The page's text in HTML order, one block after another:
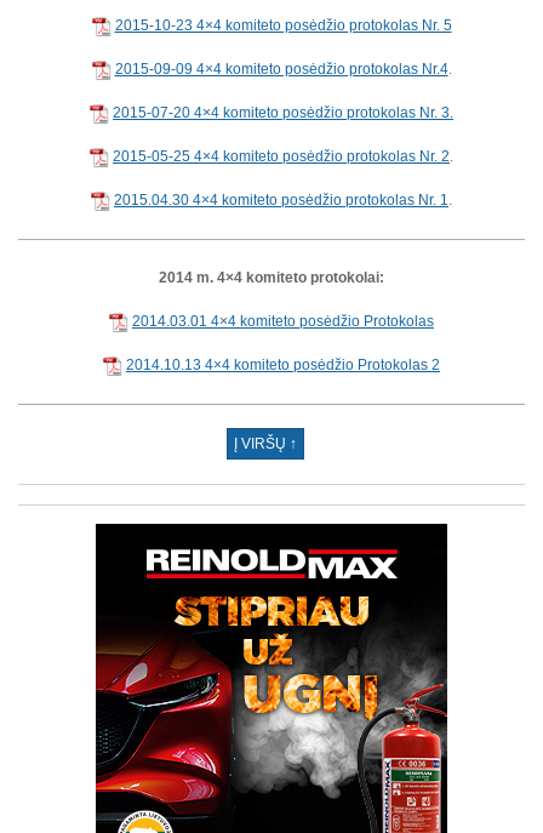
2015-10-23 4×4 komiteto posėdžio protokolas Nr. 5
2015-09-09 4×4 komiteto posėdžio protokolas Nr.4.
2015-07-20 4×4 komiteto posėdžio protokolas Nr. 3.
2015-05-25 4×4 komiteto posėdžio protokolas Nr. 2
2015.04.30 4×4 komiteto posėdžio protokolas Nr. 1
2014 m. 4×4 komiteto protokolai:
2014.03.01 4×4 komiteto posėdžio Protokolas
2014.10.13 4×4 komiteto posėdžio Protokolas 2
Į VIRŠŲ ↑